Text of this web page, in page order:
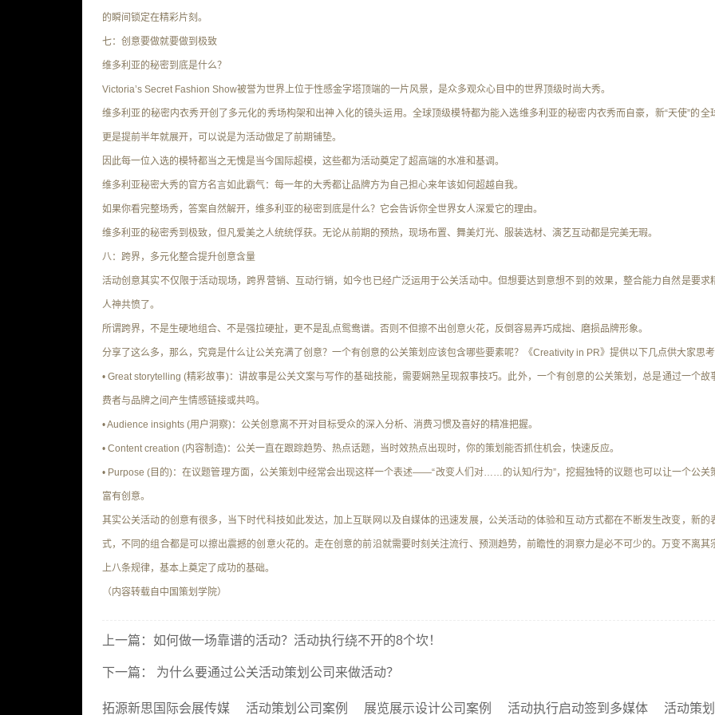
的瞬间锁定在精彩片刻。
七：创意要做就要做到极致
维多利亚的秘密到底是什么？
Victoria’s Secret Fashion Show被誉为世界上位于性感金字塔顶端的一片风景，是众多观众心目中的世界顶级时尚大秀。
维多利亚的秘密内衣秀开创了多元化的秀场构架和出神入化的镜头运用。全球顶级模特都为能入选维多利亚的秘密内衣秀而自豪，新“天使”的全
更是提前半年就展开，可以说是为活动做足了前期铺垫。
因此每一位入选的模特都当之无愧是当今国际超模，这些都为活动奠定了超高端的水准和基调。
维多利亚秘密大秀的官方名言如此霸气： 每一年的大秀都让品牌方为自己担心来年该如何超越自我。
如果你看完整场秀，答案自然解开，维多利亚的秘密到底是什么？它会告诉你全世界女人深爱它的理由。
维多利亚的秘密秀到极致，但凡爱美之人统统俘获。无论从前期的预热，现场布置、舞美灯光、服装选材、演艺互动都是完美无瑕。
八：跨界，多元化整合提升创意含量
活动创意其实不仅限于活动现场，跨界营销、互动行销，如今也已经广泛运用于公关活动中。但想要达到意想不到的效果，整合能力自然是要求
人神共愤了。
所谓跨界，不是生硬地组合、不是强拉硬扯，更不是乱点鸳鸯谱。否则不但擦不出创意火花，反倒容易弄巧成拙、磨损品牌形象。
分享了这么多，那么，究竟是什么让公关充满了创意？一个有创意的公关策划应该包含哪些要素呢？《Creativity in PR》提供以下几点供大家思考
• Great storytelling (精彩故事)：讲故事是公关文案与写作的基础技能，需要娴熟呈现叙事技巧。此外，一个有创意的公关策划，总是通过一个故
费者与品牌之间产生情感链接或共鸣。
• Audience insights (用户洞察)：公关创意离不开对目标受众的深入分析、消费习惯及喜好的精准把握。
• Content creation (内容制造)：公关一直在跟踪趋势、热点话题，当时效热点出现时，你的策划能否抓住机会，快速反应。
• Purpose (目的)：在议题管理方面，公关策划中经常会出现这样一个表述——“改变人们对……的认知/行为”，挖掘独特的议题也可以让一个公关
富有创意。
其实公关活动的创意有很多，当下时代科技如此发达，加上互联网以及自媒体的迅速发展，公关活动的体验和互动方式都在不断发生改变，新的
式，不同的组合都是可以擦出震撼的创意火花的。走在创意的前沿就需要时刻关注流行、预测趋势，前瞻性的洞察力是必不可少的。万变不离其
上八条规律，基本上奠定了成功的基础。
（内容转载自中国策划学院）
上一篇： 如何做一场靠谱的活动？活动执行绕不开的8个坎！
下一篇： 为什么要通过公关活动策划公司来做活动？
拓源新思国际会展传媒 活动策划公司案例 展览展示设计公司案例 活动执行启动签到多媒体 活动策